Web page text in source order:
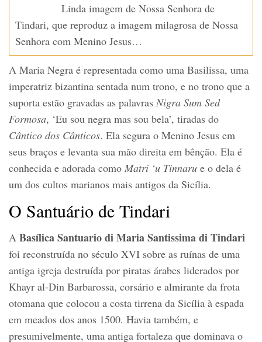
Linda imagem de Nossa Senhora de
Tindari, que reproduz a imagem milagrosa de Nossa
Senhora com Menino Jesus…
A Maria Negra é representada como uma Basilissa, uma
imperatriz bizantina sentada num trono, e no trono que a
suporta estão gravadas as palavras Nigra Sum Sed
Formosa, ‘Eu sou negra mas sou bela’, tiradas do
Cântico dos Cânticos. Ela segura o Menino Jesus em
seus braços e levanta sua mão direita em bênção. Ela é
conhecida e adorada como Matri ‘u Tinnaru e o dela é
um dos cultos marianos mais antigos da Sicília.
O Santuário de Tindari
A Basílica Santuario di Maria Santissima di Tindari
foi reconstruída no século XVI sobre as ruínas de uma
antiga igreja destruída por piratas árabes liderados por
Khayr al-Din Barbarossa, corsário e almirante da frota
otomana que colocou a costa tirrena da Sicília à espada
em meados dos anos 1500. Havia também, e
presumivelmente, uma antiga fortaleza que dominava o